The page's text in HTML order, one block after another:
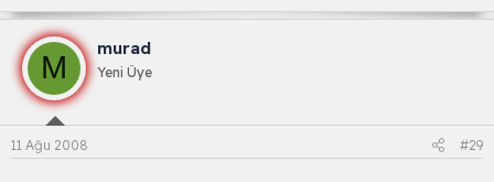
M
murad
Yeni Üye
11 Ağu 2008 #29